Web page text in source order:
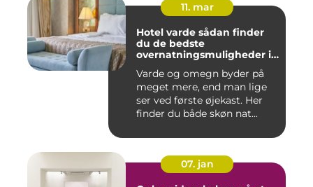
11. mar
Hotel varde sådan finder
du de bedste
overnatningsmuligheder i
Varde og omegn byder på
meget mere, end man lige
ser ved første øjekast. Her
finder du både skøn nat...
07. jan